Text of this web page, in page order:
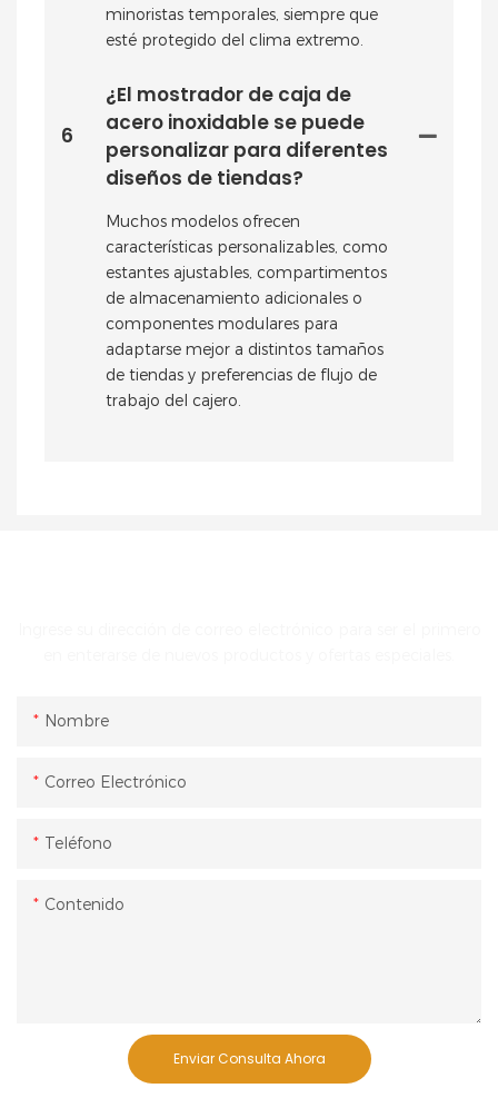
minoristas temporales, siempre que
esté protegido del clima extremo.
6
¿El mostrador de caja de
acero inoxidable se puede
personalizar para diferentes
diseños de tiendas?
Muchos modelos ofrecen
características personalizables, como
estantes ajustables, compartimentos
de almacenamiento adicionales o
componentes modulares para
adaptarse mejor a distintos tamaños
de tiendas y preferencias de flujo de
trabajo del cajero.
Nombre
Correo Electrónico
Teléfono
Contenido
Enviar Consulta Ahora